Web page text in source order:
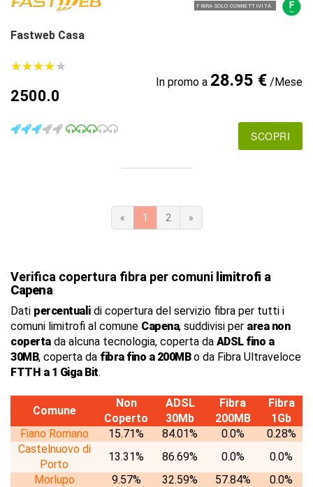
FIBRA SOLO CONNETTIVITÀ
Fastweb Casa
★★★★★
★★★★★
2500.0
In promo a 28.95 €/Mese
SCOPRI
« 1 2 »
Verifica copertura fibra per comuni limitrofi a
Capena
Dati percentualidi copertura del servizio fibra per tutti i
comuni limitrofi al comune Capena, suddivisi per area non
copertada alcuna tecnologia, coperta da ADSL fino a
30MB, coperta da fibra fino a 200MBo da Fibra Ultraveloce
FTTH a 1 Giga Bit.
Comune
Non
Coperto
ADSL
30Mb
Fibra
200MB
Fibra
1Gb
Fiano Romano
15.71% 84.01% 0.0%
0.28%
Castelnuovo di
Porto
13.31% 86.69% 0.0%
0.0%
Morlupo
9.57% 32.59% 57.84%
0.0%